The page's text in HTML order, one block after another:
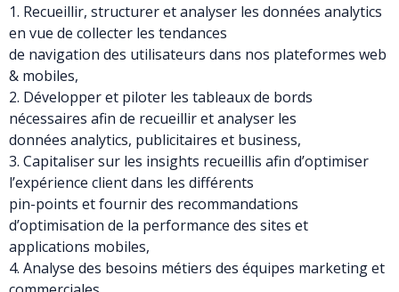
1. Recueillir, structurer et analyser les données analytics
en vue de collecter les tendances
de navigation des utilisateurs dans nos plateformes web
& mobiles,
2. Développer et piloter les tableaux de bords
nécessaires afin de recueillir et analyser les
données analytics, publicitaires et business,
3. Capitaliser sur les insights recueillis afin d’optimiser
l’expérience client dans les différents
pin-points et fournir des recommandations
d’optimisation de la performance des sites et
applications mobiles,
4. Analyse des besoins métiers des équipes marketing et